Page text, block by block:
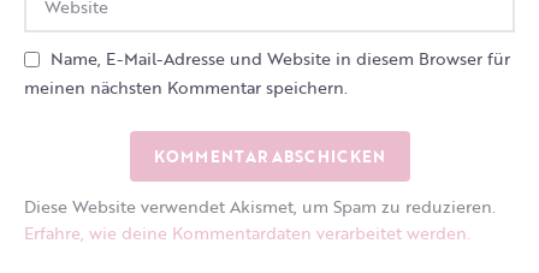
Name, E-Mail-Adresse und Website in diesem Browser für
meinen nächsten Kommentar speichern.
Diese Website verwendet Akismet, um Spam zu reduzieren.
Erfahre, wie deine Kommentardaten verarbeitet werden.